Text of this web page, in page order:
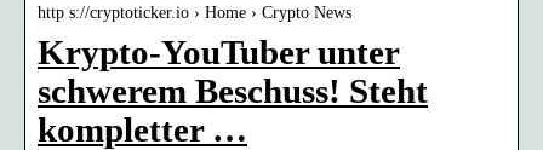
http s://cryptoticker.io › Home › Crypto News
Krypto-YouTuber unter
schwerem Beschuss! Steht
kompletter …